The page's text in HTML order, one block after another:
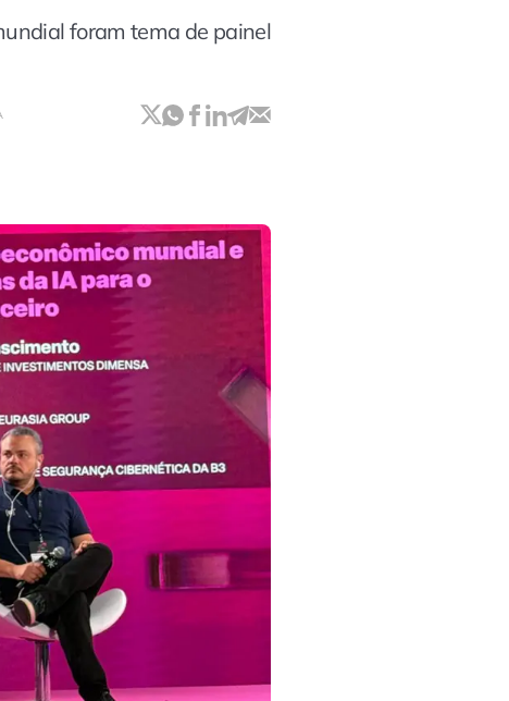
foram tema de painel